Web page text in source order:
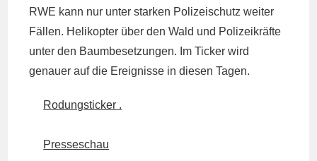
RWE kann nur unter starken Polizeischutz weiter
Fällen. Helikopter über den Wald und Polizeikräfte
unter den Baumbesetzungen. Im Ticker wird
genauer auf die Ereignisse in diesen Tagen.
Rodungsticker .
Presseschau